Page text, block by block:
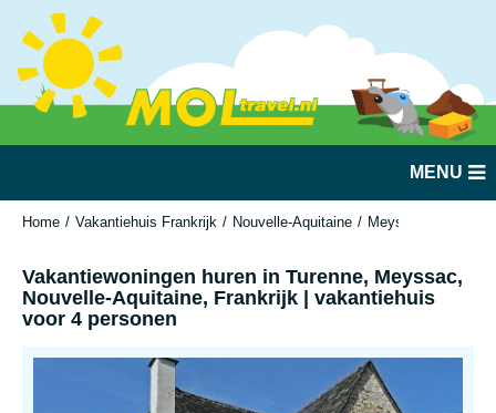
MENU
Home Vakantiehuis Frankrijk Nouvelle-Aquitaine Meyssac
Vakantiewoningen huren in Turenne, Meyssac,
Nouvelle-Aquitaine, Frankrijk | vakantiehuis
voor 4 personen